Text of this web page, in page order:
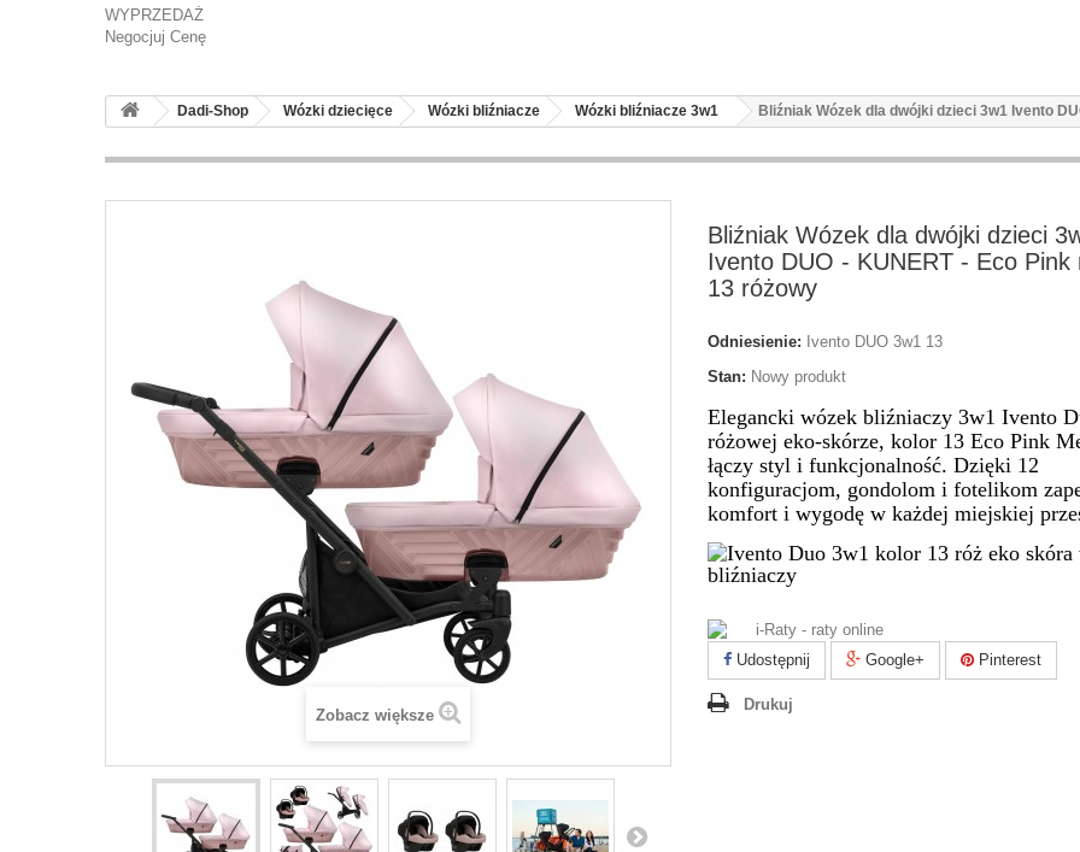
WYPRZEDAŻ
Negocjuj Cenę
Dadi-Shop Wózki dziecięce Wózki bliźniacze Wózki bliźniacze 3w1 Bliźniak Wózek dla dwójki dzieci 3w1 Ivento
Zobacz większe
Bliźniak Wózek dla dwójki dzieci
Ivento DUO - KUNERT - Eco Pink
13 różowy
Odniesienie: Ivento DUO 3w1 13
Stan: Nowy produkt
Elegancki wózek bliźniaczy 3w1 Ivento
różowej eko-skórze, kolor 13 Eco Pink
łączy styl i funkcjonalność. Dzięki 12
konfiguracjom, gondolom i fotelikom
komfort i wygodę w każdej miejskiej
Udostępnij Google+ Pinterest
Drukuj